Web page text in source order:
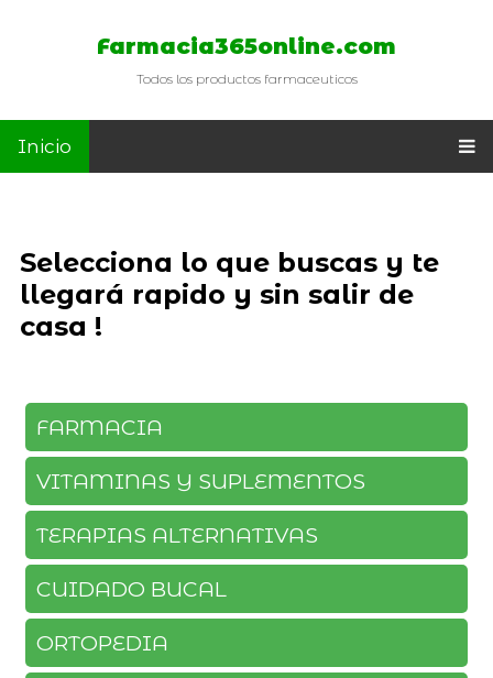
Farmacia365online.com
Todos los productos farmaceuticos
Inicio
Selecciona lo que buscas y te
llegará rapido y sin salir de
casa !
FARMACIA
VITAMINAS Y SUPLEMENTOS
TERAPIAS ALTERNATIVAS
CUIDADO BUCAL
ORTOPEDIA